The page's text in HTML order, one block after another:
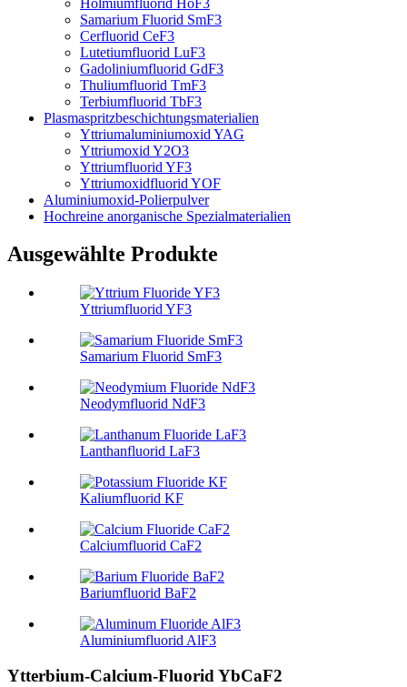
Samarium Fluorid SmF3
Cerfluorid CeF3
Lutetiumfluorid LuF3
Gadoliniumfluorid GdF3
Thuliumfluorid TmF3
Terbiumfluorid TbF3
Plasmaspritzbeschichtungsmaterialien
Yttriumaluminiumoxid YAG
Yttriumoxid Y2O3
Yttriumfluorid YF3
Yttriumoxidfluorid YOF
Aluminiumoxid-Polierpulver
Hochreine anorganische Spezialmaterialien
Ausgewählte Produkte
Yttriumfluorid YF3
Samarium Fluorid SmF3
Neodymfluorid NdF3
Lanthanfluorid LaF3
Kaliumfluorid KF
Calciumfluorid CaF2
Bariumfluorid BaF2
Aluminiumfluorid AlF3
Ytterbium-Calcium-Fluorid YbCaF2